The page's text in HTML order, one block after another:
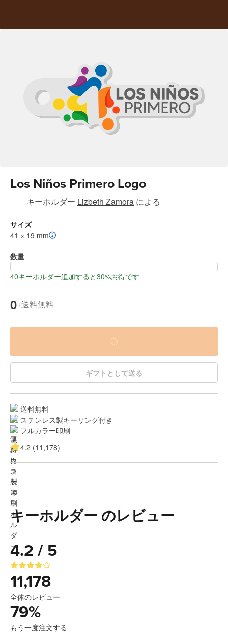
Los Niños Primero Logo
キーホルダー Lizbeth Zamora による
サイズ
41 × 19 mm
数量
40キーホルダー追加すると30%お得です
0+送料無料
ギフトとして送る
送料無料
ステンレス製キーリング付き
フルカラー印刷
4.2 (11,178)
キーホルダー のレビュー
4.2 / 5
11,178
全体のレビュー
79%
もう一度注文する